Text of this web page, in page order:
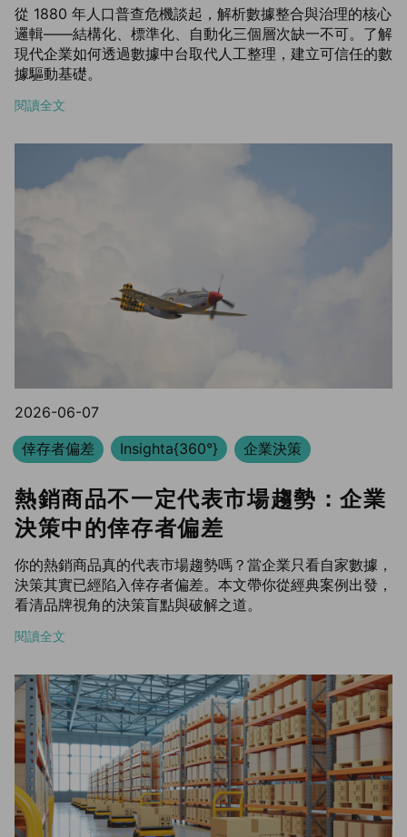
從 1880 年人口普查危機談起，解析數據整合與治理的核心
邏輯——結構化、標準化、自動化三個層次缺一不可。了解
現代企業如何透過數據中台取代人工整理，建立可信任的數
據驅動基礎。
閱讀全文
2026-06-07
倖存者偏差
Insighta{360°} 企業決策
熱銷商品不一定代表市場趨勢：企業
決策中的倖存者偏差
你的熱銷商品真的代表市場趨勢嗎？當企業只看自家數據，
決策其實已經陷入倖存者偏差。本文帶你從經典案例出發，
看清品牌視角的決策盲點與破解之道。
閱讀全文